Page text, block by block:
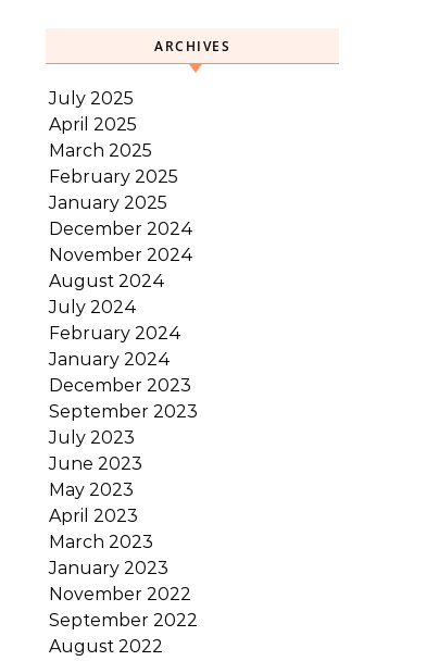
ARCHIVES
July 2025
April 2025
March 2025
February 2025
January 2025
December 2024
November 2024
August 2024
July 2024
February 2024
January 2024
December 2023
September 2023
July 2023
June 2023
May 2023
April 2023
March 2023
January 2023
November 2022
September 2022
August 2022